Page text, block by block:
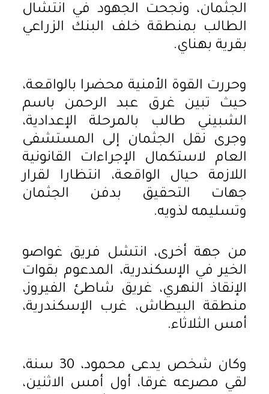
الجثمان، ونجحت الجهود في انتشال
الطالب بمنطقة خلف البنك الزراعي
بقرية بهناي.
وحررت القوة الأمنية محضرا بالواقعة،
حيث تبين غرق عبد الرحمن باسم
الشبيني طالب بالمرحلة الإعدادية،
وجرى نقل الجثمان إلى المستشفى
العام لاستكمال الإجراءات القانونية
اللازمة حيال الواقعة، انتظارا لقرار
جهات التحقيق بدفن الجثمان
وتسليمه لذويه.
من جهة أخرى، انتشل فريق غواصو
الخير في الإسكندرية، المدعوم بقوات
الإنقاذ النهري، غريق شاطئ الفيروز،
منطقة البيطاش، غرب الإسكندرية،
أمس الثلاثاء.
وكان شخص يدعى محمود، 30 سنة،
لقي مصرعه غرقا، أول أمس الاثنين،